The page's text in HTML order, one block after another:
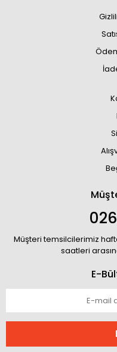
Müşteri temsilcilerimiz
saatleri
E-